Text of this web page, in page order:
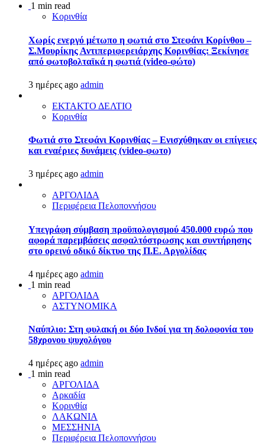
1 min read
Κορινθία
Χωρίς ενεργό μέτωπο η φωτιά στο Στεφάνι Κορίνθου –
Σ.Μουρίκης Αντιπεριφερειάρχης Κορινθίας: Ξεκίνησε
από φωτοβολταϊκά η φωτιά (video-φώτο)
3 ημέρες ago admin
ΕΚΤΑΚΤΟ ΔΕΛΤΙΟ
Κορινθία
Φωτιά στο Στεφάνι Κορινθίας – Ενισχύθηκαν οι επίγειες
και εναέριες δυνάμεις (video-φωτο)
3 ημέρες ago admin
ΑΡΓΟΛΙΔΑ
Περιφέρεια Πελοποννήσου
Υπεγράφη σύμβαση προϋπολογισμού 450.000 ευρώ που
αφορά παρεμβάσεις ασφαλτόστρωσης και συντήρησης
στο ορεινό οδικό δίκτυο της Π.Ε. Αργολίδας
4 ημέρες ago admin
1 min read
ΑΡΓΟΛΙΔΑ
ΑΣΤΥΝΟΜΙΚΑ
Ναύπλιο: Στη φυλακή οι δύο Ινδοί για τη δολοφονία του
58χρονου ψυχολόγου
4 ημέρες ago admin
1 min read
ΑΡΓΟΛΙΔΑ
Αρκαδία
Κορινθία
ΛΑΚΩΝΙΑ
ΜΕΣΣΗΝΙΑ
Περιφέρεια Πελοποννήσου